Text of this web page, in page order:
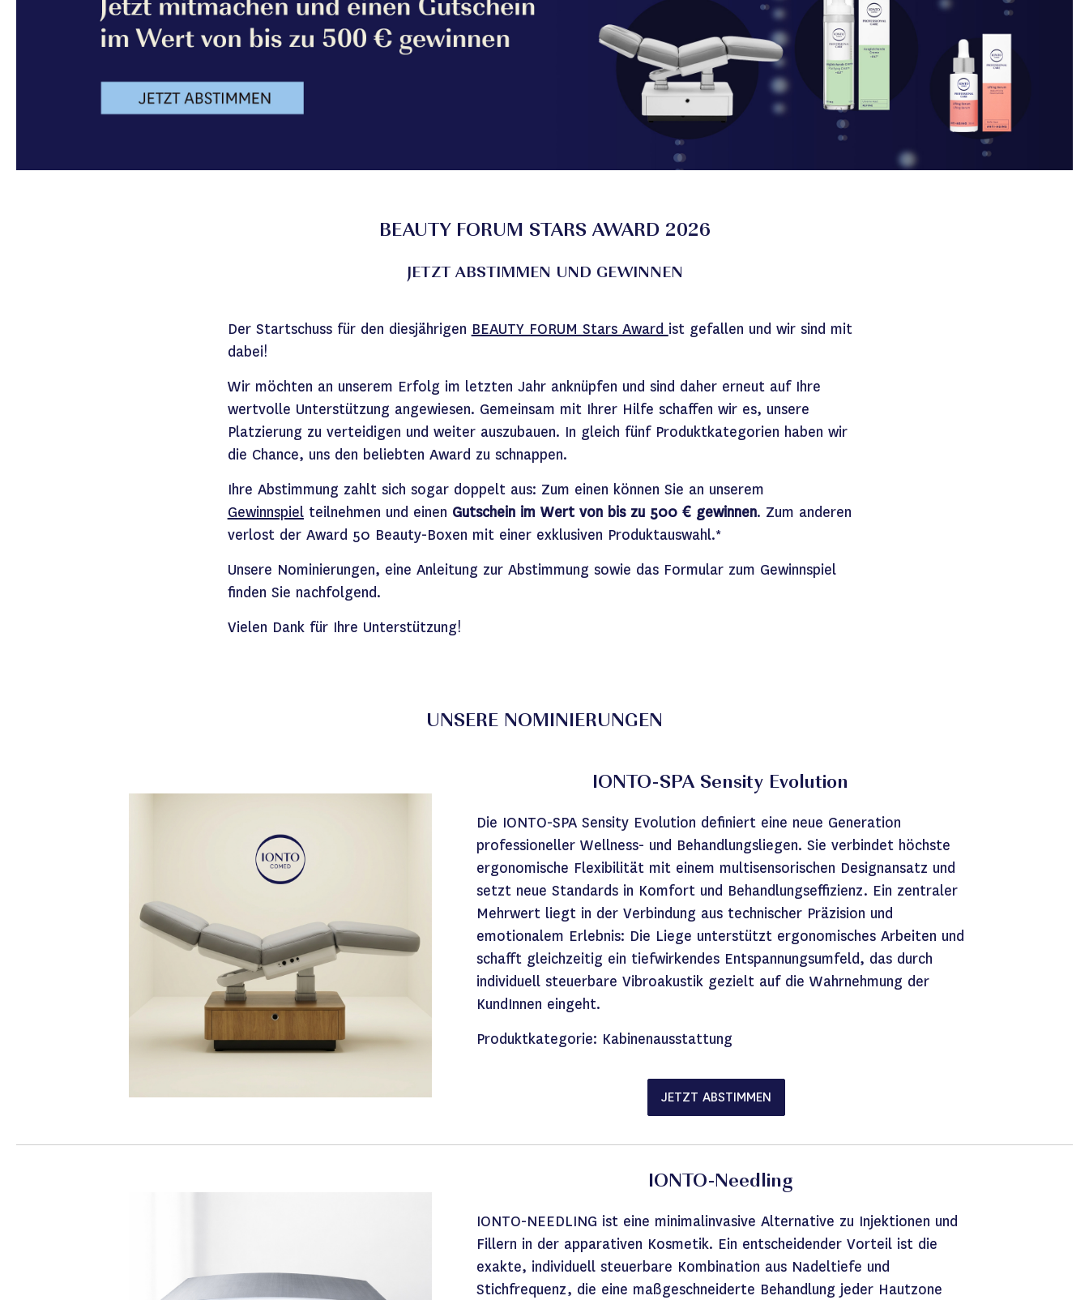
BEAUTY FORUM STARS AWARD 2026
JETZT ABSTIMMEN UND GEWINNEN
Der Startschuss für den diesjährigen BEAUTY FORUM Stars Award ist gefallen und wir sind mit
dabei!
Wir möchten an unserem Erfolg im letzten Jahr anknüpfen und sind daher erneut auf Ihre
wertvolle Unterstützung angewiesen. Gemeinsam mit Ihrer Hilfe schaffen wir es, unsere
Platzierung zu verteidigen und weiter auszubauen. In gleich fünf Produktkategorien haben wir
die Chance, uns den beliebten Award zu schnappen.
Ihre Abstimmung zahlt sich sogar doppelt aus: Zum einen können Sie an unserem
Gewinnspiel teilnehmen und einen Gutschein im Wert vonbis zu500 € gewinnen. Zum anderen
verlost der Award 50 Beauty-Boxen mit einer exklusiven Produktauswahl.*
Unsere Nominierungen, eine Anleitung zur Abstimmung sowie das Formular zum Gewinnspiel
finden Sie nachfolgend.
Vielen Dank für Ihre Unterstützung!
UNSERE NOMINIERUNGEN
IONTO-SPA Sensity Evolution
Die IONTO-SPA Sensity Evolution definiert eine neue Generation
professioneller Wellness- und Behandlungsliegen. Sie verbindet höchste
ergonomische Flexibilität mit einem multisensorischen Designansatz und
setzt neue Standards in Komfort und Behandlungseffizienz. Ein zentraler
Mehrwert liegt in der Verbindung aus technischer Präzision und
emotionalem Erlebnis: Die Liege unterstützt ergonomisches Arbeiten und
schafft gleichzeitig ein tiefwirkendes Entspannungsumfeld, das durch
individuell steuerbare Vibroakustik gezielt auf die Wahrnehmung der
KundInnen eingeht.
Produktkategorie: Kabinenausstattung
JETZT ABSTIMMEN
IONTO-Needling
IONTO-NEEDLING ist eine minimalinvasive Alternative zu Injektionen und
Fillern in der apparativen Kosmetik. Ein entscheidender Vorteil ist die
exakte, individuell steuerbare Kombination aus Nadeltiefe und
Stichfrequenz, die eine maßgeschneiderte Behandlung jeder Hautzone